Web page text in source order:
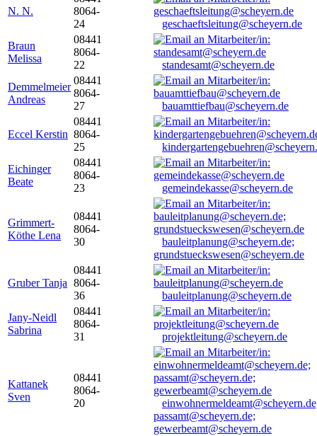
N. N.
8064-
24
geschaeftsleitung@scheyern.de
Braun
Melissa
08441
8064-
22
standesamt@scheyern.de
Demmelmeier
Andreas
08441
8064-
27
bauamttiefbau@scheyern.de
Eccel Kerstin
08441
8064-
25
Eichinger
Beate
08441
8064-
23
gemeindekasse@scheyern.de
Grimmert-
Köthe Lena
08441
8064-
30
bauleitplanung@scheyern.de;
grundstueckswesen@scheyern.de
Gruber Tanja
08441
8064-
36
bauleitplanung@scheyern.de
Jany-Neidl
Sabrina
08441
8064-
31
projektleitung@scheyern.de
Kattanek
Sven
08441
8064-
20
passamt@scheyern.de;
gewerbeamt@scheyern.de